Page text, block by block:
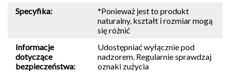
Specyfika:
*Ponieważ jest to produkt
naturalny, kształt i rozmiar mogą
się różnić
Informacje
dotyczące
bezpieczeństwa:
Udostępniać wyłącznie pod
nadzorem. Regularnie sprawdzaj
oznaki zużycia